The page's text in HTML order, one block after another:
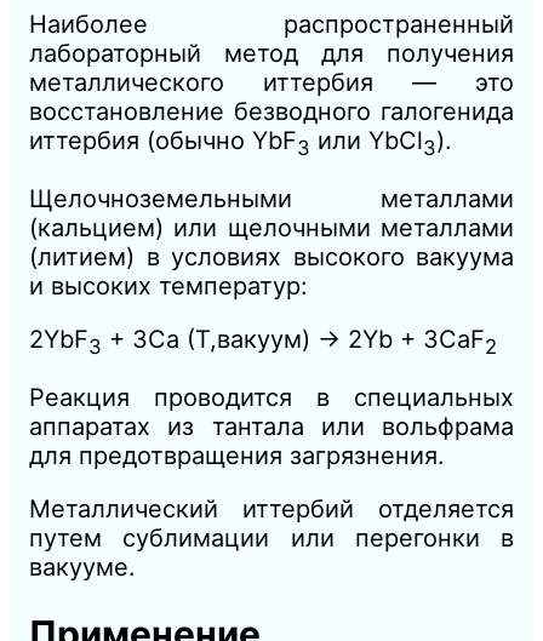
Наиболее распространенный
лабораторный метод для получения
металлического иттербия — это
восстановление безводного галогенида
иттербия (обычно YbF3 или YbCl3).
Щелочноземельными металлами
(кальцием) или щелочными металлами
(литием) в условиях высокого вакуума
и высоких температур:
2YbF3 + 3Ca (T,вакуум) → 2Yb + 3CaF2
Реакция проводится в специальных
аппаратах из тантала или вольфрама
для предотвращения загрязнения.
Металлический иттербий отделяется
путем сублимации или перегонки в
вакууме.